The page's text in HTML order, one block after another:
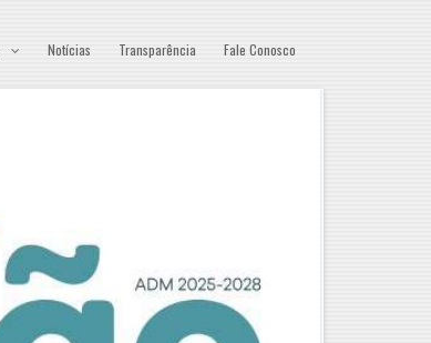
Notícias Transparência Fale Conosco